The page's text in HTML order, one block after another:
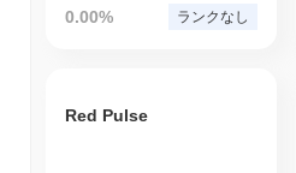
0.00% ランクなし
Red Pulse